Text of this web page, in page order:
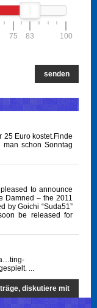
75 83 100
senden
25 Euro kostet.Finde
schon Sonntag
to announce
Damned – the 2011
by Goichi “Suda51”
be released for
...
diskutiere mit